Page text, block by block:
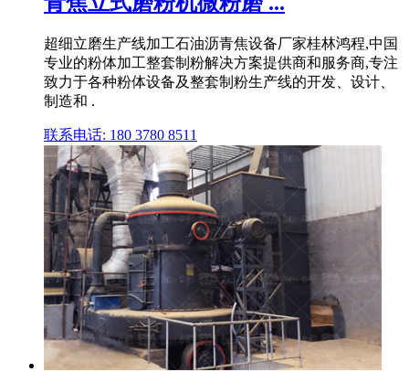
超细立磨生产线加工石油沥青焦设备厂家桂林鸿程,中国
专业的粉体加工整套制粉解决方案提供商和服务商,专注
致力于各种粉体设备及整套制粉生产线的开发、设计、
制造和 .
联系电话: 180 3780 8511